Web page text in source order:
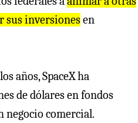
sus inversionesen
años, SpaceX ha
de dólares en fondos
negocio comercial.